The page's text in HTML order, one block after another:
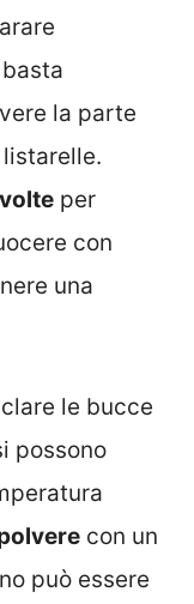
la parte
per
con
una
le bucce
possono
con un
può essere